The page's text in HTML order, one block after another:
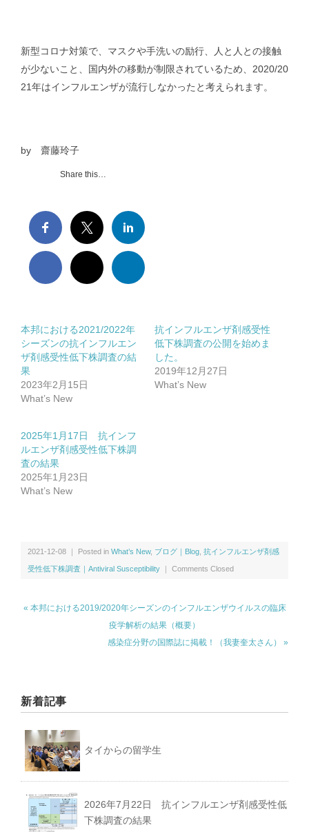
RSウイルス｜Respiratory syncytial virus
論文｜Publications
講演・学会発表等｜Presentations & Lectures
書籍｜Book
新型コロナ対策で、マスクや手洗いの励行、人と人との接触
が少ないこと、国内外の移動が制限されているため、2020/20
21年はインフルエンザが流行しなかったと考えられます。
by 齋藤玲子
Share this…
本邦における2021/2022年
シーズンの抗インフルエン
ザ剤感受性低下株調査の結
果
2023年2月15日
What’s New
抗インフルエンザ剤感受性
低下株調査の公開を始めま
した。
2019年12月27日
What’s New
2025年1月17日 抗インフ
ルエンザ剤感受性低下株調
査の結果
2025年1月23日
What’s New
2021-12-08 ｜ Posted in What’s New, ブログ｜Blog 抗インフルエンザ剤感
受性低下株調査｜Antiviral Susceptibility ｜ Comments Closed
« 本邦における2019/2020年シーズンのインフルエンザウイルスの臨床
疫学解析の結果（概要）
感染症分野の国際誌に掲載！（我妻奎太さん） »
新着記事
タイからの留学生
2026年7月22日 抗インフルエンザ剤感受性低
下株調査の結果